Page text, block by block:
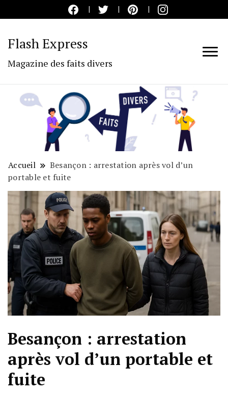
Flash Express
Magazine des faits divers
Accueil
Besançon : arrestation après vol d’un
portable et fuite
Besançon : arrestation
après vol d’un portable et
fuite